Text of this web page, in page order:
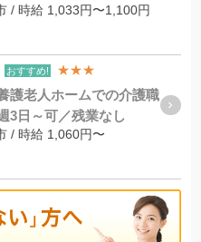
/ 時給 1,033円〜1,100円
おすすめ! ★★★
護老人ホームでの介護職
3日～可／残業なし
/ 時給 1,060円〜